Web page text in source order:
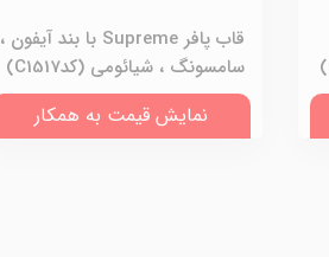
قاب پافر Supreme با بند آیفون ،
سامسونگ ، شیائومی (کدC1517)
نمایش قیمت به همکار